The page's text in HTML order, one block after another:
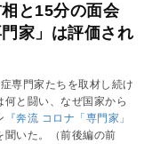
と15分の面会
家」は評価され
専門家たちを取材し続け
と闘い、なぜ国家から
『奔流 コロナ「専門家」
聞いた。（前後編の前